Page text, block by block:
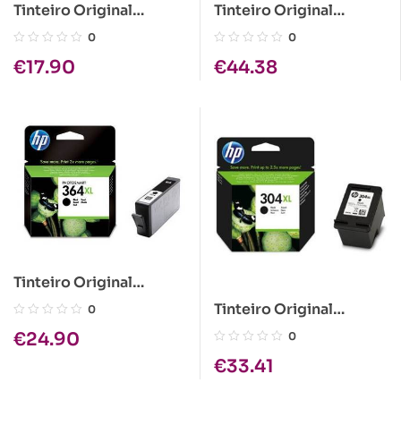
Tinteiro Original
HP903XL Azul
0
€17.90
Tinteiro Original
HP303XL Preto
0
€44.38
Tinteiro Original
HP364XL Preto
0
€24.90
Tinteiro Original
HP304XL Preto
0
€33.41